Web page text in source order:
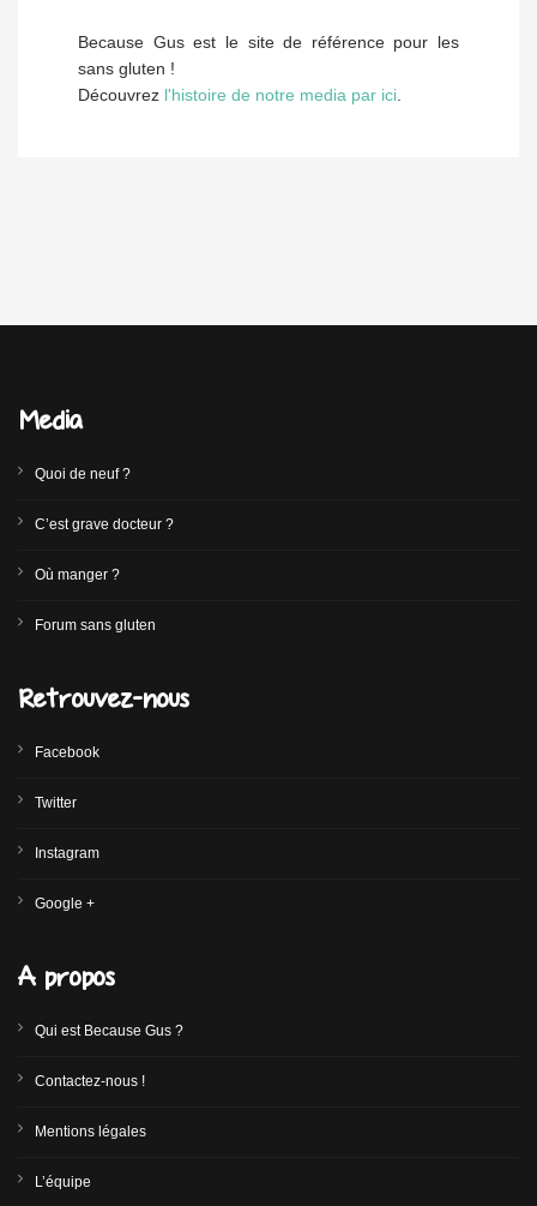
Because Gus est le site de référence pour les
sans gluten !
Découvrez l'histoire de notre media par ici
Media
Quoi de neuf ?
C’est grave docteur ?
Où manger ?
Forum sans gluten
Retrouvez-nous
Facebook
Twitter
Instagram
Google +
A propos
Qui est Because Gus ?
Contactez-nous !
Mentions légales
L’équipe